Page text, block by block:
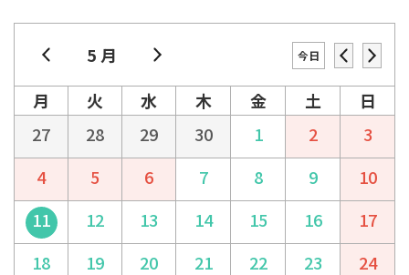
5 月 今日
月 火 水 木 金 土
日
27
28 29 30 1 2
3
4
5 6 7 8 9
10
11
12 13 14 15 16
17
18
19 20 21 22 23
24